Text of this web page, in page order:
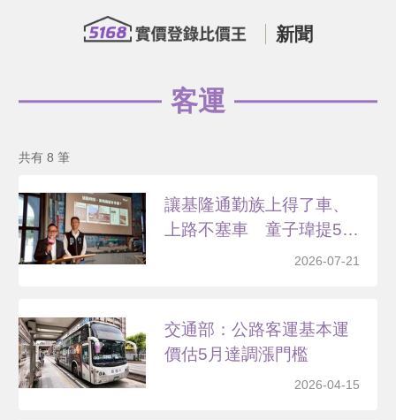
新聞
客運
共有 8 筆
讓基隆通勤族上得了車、
上路不塞車 童子瑋提5
2026-07-21
交通部：公路客運基本運
價估5月達調漲門檻
2026-04-15